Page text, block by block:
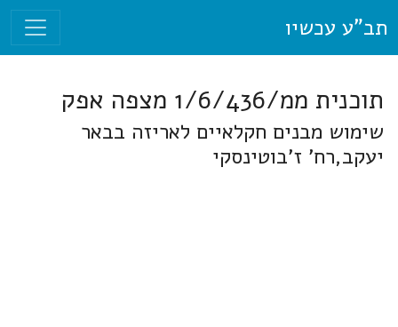
תב"ע עכשיו
תוכנית ממ/1/6/436 מצפה אפק
שימוש מבנים חקלאיים לאריזה בבאר
יעקב,רח' ז'בוטינסקי